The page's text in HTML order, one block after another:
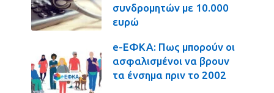
συνδρομητών με 10.000
ευρώ
e-ΕΦΚΑ: Πως μπορούν οι
ασφαλισμένοι να βρουν
τα ένσημα πριν το 2002